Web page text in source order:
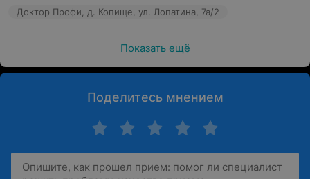
Доктор Профи, д. Копище, ул. Лопатина, 7а/2
Показать ещё
Поделитесь мнением